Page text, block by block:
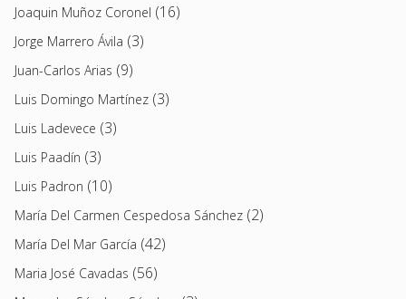
Joaquin Muñoz Coronel (16)
Jorge Marrero Ávila (3)
Juan-Carlos Arias (9)
Luis Domingo Martínez (3)
Luis Ladevece (3)
Luis Paadín (3)
Luis Padron (10)
María Del Carmen Cespedosa Sánchez (2)
María Del Mar García (42)
Maria José Cavadas (56)